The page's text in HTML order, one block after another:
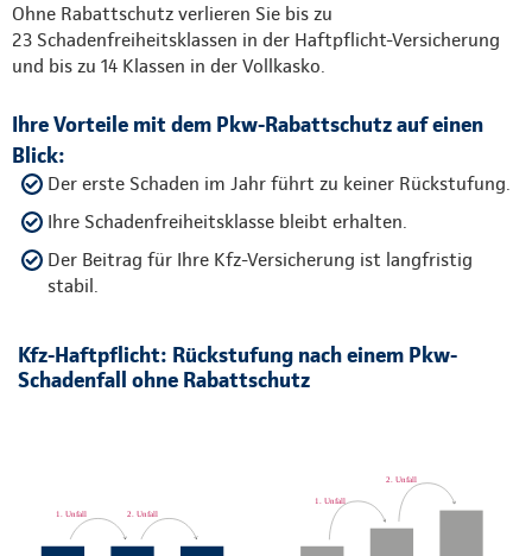
Ohne Rabattschutz verlieren Sie bis zu
23 Schadenfreiheitsklassen in der Haftpflicht-Versicherung
und bis zu 14 Klassen in der Vollkasko.
Ihre Vorteile mit dem Pkw-Rabattschutz auf einen
Blick:
Der erste Schaden im Jahr führt zu keiner Rückstufung.
Ihre Schadenfreiheitsklasse bleibt erhalten.
Der Beitrag für Ihre Kfz-Versicherung ist langfristig
stabil.
Kfz-Haftpflicht: Rückstufung nach einem Pkw-
Schadenfall ohne Rabattschutz